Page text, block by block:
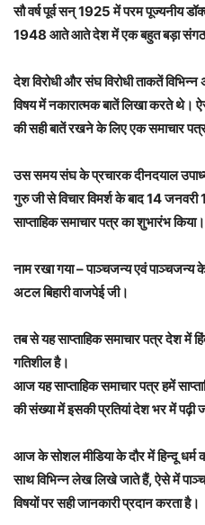
सौ वर्ष पूर्व सन् 1925 में परम पूज्यनीय
1948 आते आते देश में एक बहुत बड़ा
देश विरोधी और संघ विरोधी ताकतें
विषय में नकारात्मक बातें लिखा करते थे।
की सही बातें रखने के लिए एक समाचार
उस समय संघ के प्रचारक दीनदयाल
गुरु जी से विचार विमर्श के बाद 14
साप्ताहिक समाचार पत्र का शुभारंभ किया।
नाम रखा गया – पाञ्चजन्य एवं
अटल बिहारी वाजपेई जी।
तब से यह साप्ताहिक समाचार पत्र देश में
गतिशील है।
आज यह साप्ताहिक समाचार पत्र हमें
की संख्या में इसकी प्रतियां देश भर में पढ़ी
आज के सोशल मीडिया के दौर में हिन्दू
साथ विभिन्न लेख लिखे जाते हैं, ऐसे में
विषयों पर सही जानकारी प्रदान करता है।